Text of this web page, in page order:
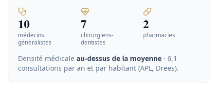
10
médecins
généralistes
7
chirurgiens-
dentistes
2
pharmacies
Densité médicale au-dessus de la moyenne · 6,1
consultations par an et par habitant (APL, Drees).